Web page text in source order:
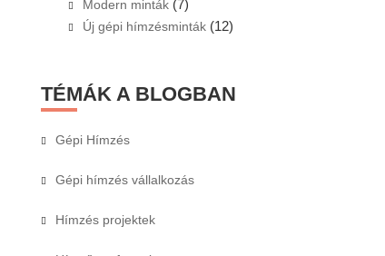
Modern minták (7)
Új gépi hímzésminták (12)
TÉMÁK A BLOGBAN
Gépi Hímzés
Gépi hímzés vállalkozás
Hímzés projektek